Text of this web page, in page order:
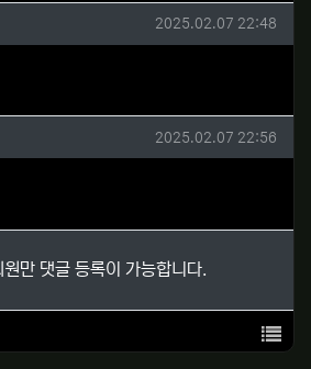
작성일
2025.02.07 22:48
글 작성일
2025.02.07 22:56
만 댓글 등록이 가능합니다.
목록